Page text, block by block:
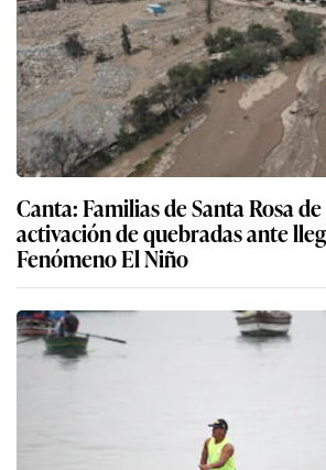
Canta: Familias de Santa Rosa
activación de quebradas ante
Fenómeno El Niño